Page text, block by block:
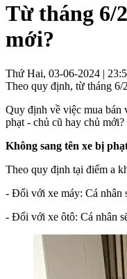
Từ tháng 6/
mới?
Thứ Hai, 03-06-2024 |
Theo quy định, từ tháng 6/
Quy định về việc mua bán
phạt - chủ cũ hay chủ mới?
Không sang tên xe bị
Theo quy định tại điểm a
- Đối với xe máy: Cá nhân
- Đối với xe ôtô: Cá nhân